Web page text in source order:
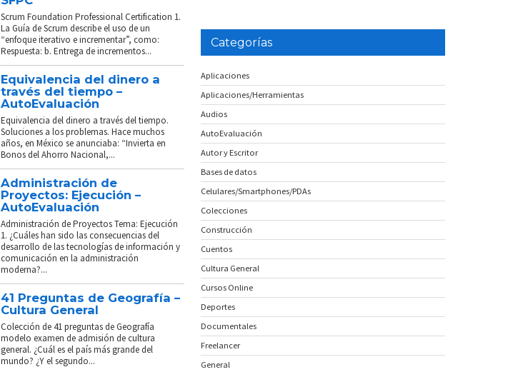
Scrum Foundation Professional Certification 1.
La Guía de Scrum describe el uso de un
“enfoque iterativo e incrementar”, como:
Respuesta: b. Entrega de incrementos...
Equivalencia del dinero a
través del tiempo –
AutoEvaluación
Equivalencia del dinero a través del tiempo.
Soluciones a los problemas. Hace muchos
años, en México se anunciaba: “Invierta en
Bonos del Ahorro Nacional,...
Administración de
Proyectos: Ejecución –
AutoEvaluación
Administración de Proyectos Tema: Ejecución
1. ¿Cuáles han sido las consecuencias del
desarrollo de las tecnologías de información y
comunicación en la administración
moderna?...
41 Preguntas de Geografía –
Cultura General
Colección de 41 preguntas de Geografía
modelo examen de admisión de cultura
general. ¿Cuál es el país más grande del
mundo? ¿Y el segundo...
Categorías
Aplicaciones
Aplicaciones/Herramientas
Audios
AutoEvaluación
Autor y Escritor
Bases de datos
Celulares/Smartphones/PDAs
Colecciones
Construcción
Cuentos
Cultura General
Cursos Online
Deportes
Documentales
Freelancer
General